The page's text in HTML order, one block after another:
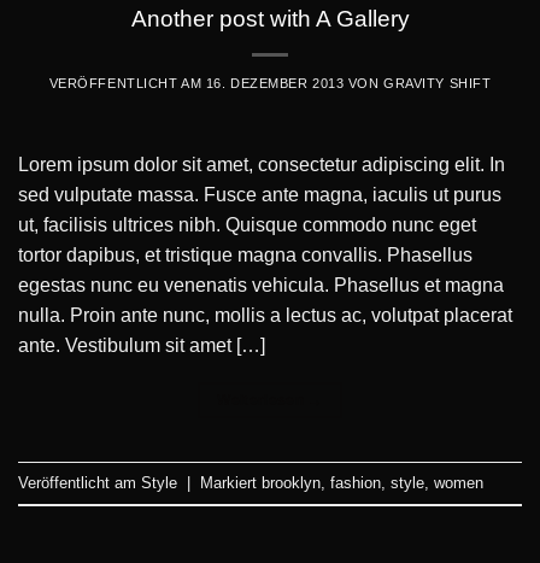
Another post with A Gallery
VERÖFFENTLICHT AM 16. DEZEMBER 2013 VONGRAVITY SHIFT
Lorem ipsum dolor sit amet, consectetur adipiscing elit. In
sed vulputate massa. Fusce ante magna, iaculis ut purus
ut, facilisis ultrices nibh. Quisque commodo nunc eget
tortor dapibus, et tristique magna convallis. Phasellus
egestas nunc eu venenatis vehicula. Phasellus et magna
nulla. Proin ante nunc, mollis a lectus ac, volutpat placerat
ante. Vestibulum sit amet […]
Veröffentlicht am Style | Markiert brooklyn fashion style women